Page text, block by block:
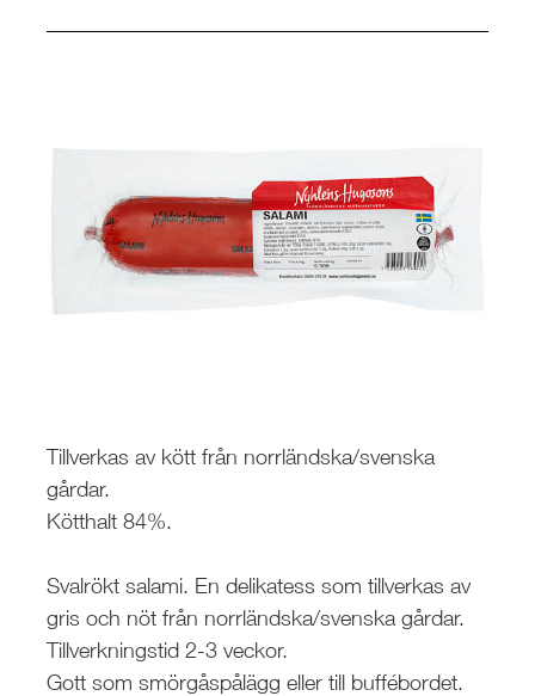
Tillverkas av kött från norrländska/svenska
gårdar.
Kötthalt 84%.
Svalrökt salami. En delikatess som tillverkas av
gris och nöt från norrländska/svenska gårdar.
Tillverkningstid 2-3 veckor.
Gott som smörgåspålägg eller till buffébordet.